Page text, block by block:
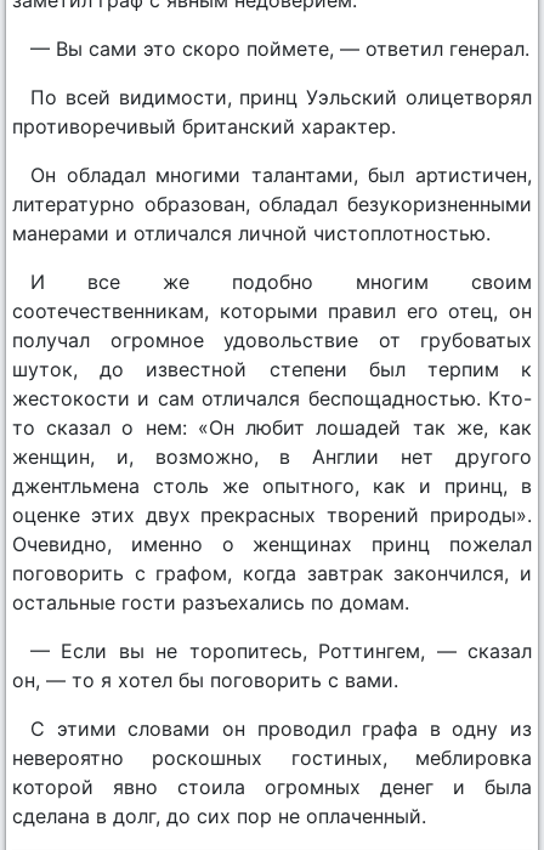
— Вы сами это скоро поймете, — ответил генерал.
По всей видимости, принц Уэльский олицетворял
противоречивый британский характер.
Он обладал многими талантами, был артистичен,
литературно образован, обладал безукоризненными
манерами и отличался личной чистоплотностью.
И все же подобно многим своим
соотечественникам, которыми правил его отец, он
получал огромное удовольствие от грубоватых
шуток, до известной степени был терпим к
жестокости и сам отличался беспощадностью. Кто-
то сказал о нем: «Он любит лошадей так же, как
женщин, и, возможно, в Англии нет другого
джентльмена столь же опытного, как и принц, в
оценке этих двух прекрасных творений природы».
Очевидно, именно о женщинах принц пожелал
поговорить с графом, когда завтрак закончился, и
остальные гости разъехались по домам.
— Если вы не торопитесь, Роттингем, — сказал
он, — то я хотел бы поговорить с вами.
С этими словами он проводил графа в одну из
невероятно роскошных гостиных, меблировка
которой явно стоила огромных денег и была
сделана в долг, до сих пор не оплаченный.